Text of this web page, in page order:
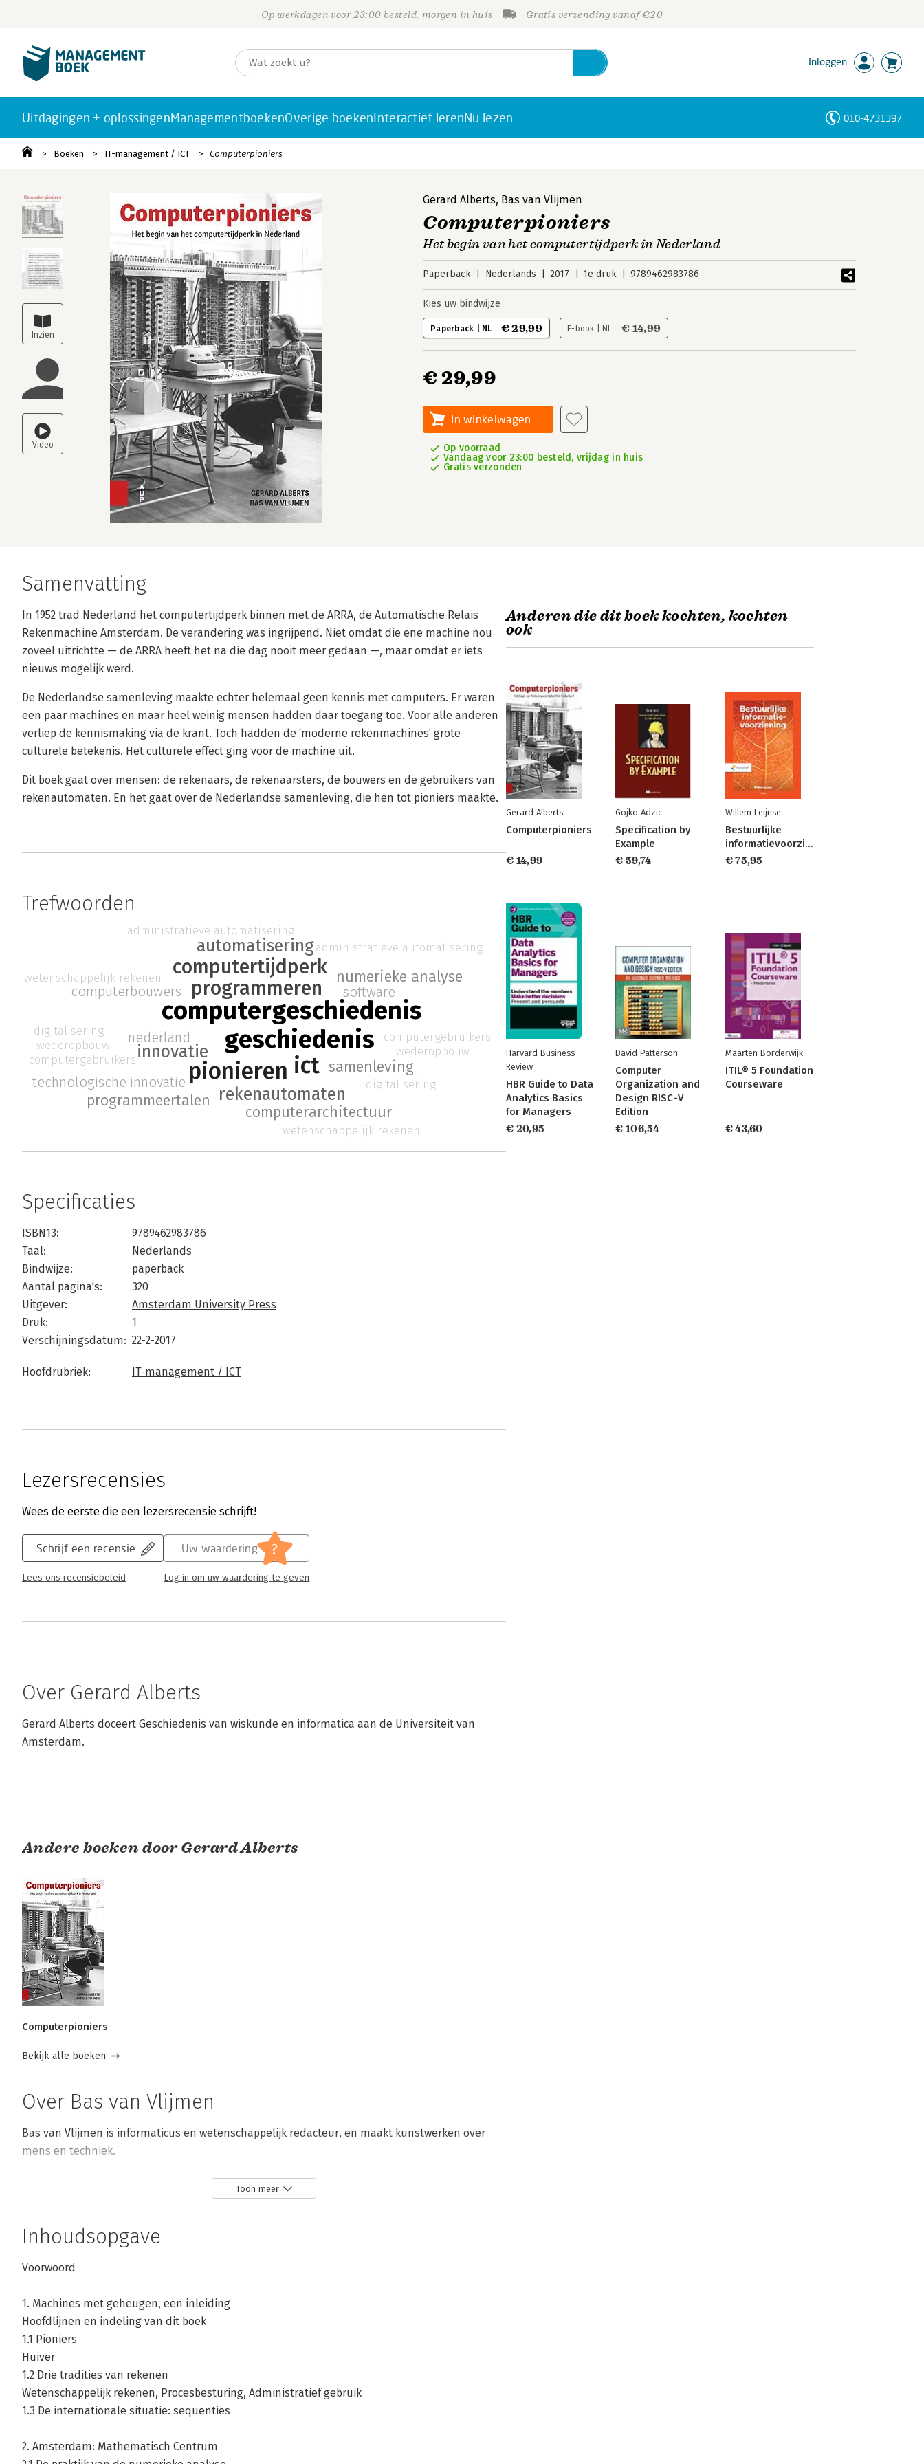
Op werkdagen voor 23:00 besteld, morgen in huis Gratis verzending vanaf €20
Inloggen
Uitdagingen + oplossingenManagementboekenOverige boekenInteractief lerenNu lezen 010-4731397
Boeken IT-management / ICT Computerpioniers
Gerard Alberts, Bas van Vlijmen
Computerpioniers
Het begin van het computertijdperk in Nederland
Paperback Nederlands 2017 1e druk 9789462983786
Kies uw bindwijze
Paperback | NL € 29,99 E-book | NL € 14,99
€ 29,99
In winkelwagen
Op voorraad
Vandaag voor 23:00 besteld, vrijdag in huis
Gratis verzonden
Samenvatting
In 1952 trad Nederland het computertijdperk binnen met de ARRA, de Automatische Relais
Rekenmachine Amsterdam. De verandering was ingrijpend. Niet omdat die ene machine nou
zoveel uitrichtte — de ARRA heeft het na die dag nooit meer gedaan —, maar omdat er iets
nieuws mogelijk werd.
De Nederlandse samenleving maakte echter helemaal geen kennis met computers. Er waren
een paar machines en maar heel weinig mensen hadden daar toegang toe. Voor alle anderen
verliep de kennismaking via de krant. Toch hadden de ‘moderne rekenmachines’ grote
culturele betekenis. Het culturele effect ging voor de machine uit.
Dit boek gaat over mensen: de rekenaars, de rekenaarsters, de bouwers en de gebruikers van
rekenautomaten. En het gaat over de Nederlandse samenleving, die hen tot pioniers maakte.
Trefwoorden
computergeschiedenis
geschiedenis
ict
pionieren
programmeren
computertijdperk
rekenautomaten
innovatie
automatisering
samenleving
numerieke analyse
computerarchitectuur
programmeertalen
nederland
technologische innovatie
computerbouwers software
computergebruikers
wederopbouw
administratieve automatisering
wetenschappelijk rekenen
digitalisering
computergebruikers
wederopbouw
administratieve automatisering
wetenschappelijk rekenen
digitalisering
Specificaties
ISBN13:
9789462983786
Taal:
Nederlands
Bindwijze:
paperback
Aantal pagina's:
320
Uitgever:
Amsterdam University Press
Druk:
1
Verschijningsdatum: 22-2-2017
Hoofdrubriek: IT-management / ICT
Lezersrecensies
Wees de eerste die een lezersrecensie schrijft!
Schrijf een recensie
Lees ons recensiebeleid
Uw waardering ?
Log in om uw waardering te geven
Over Gerard Alberts
Gerard Alberts doceert Geschiedenis van wiskunde en informatica aan de Universiteit van
Amsterdam.
Andere boeken door Gerard Alberts
Computerpioniers
Bekijk alle boeken
Over Bas van Vlijmen
Bas van Vlijmen is informaticus en wetenschappelijk redacteur, en maakt kunstwerken over
mens en techniek.
Bekijk alle boeken
Toon meer
Inhoudsopgave
Voorwoord
1. Machines met geheugen, een inleiding
Hoofdlijnen en indeling van dit boek
1.1 Pioniers
Huiver
1.2 Drie tradities van rekenen
Wetenschappelijk rekenen, Procesbesturing, Administratief gebruik
1.3 De internationale situatie: sequenties
2. Amsterdam: Mathematisch Centrum
Anderen die dit boek kochten, kochten
ook
Gerard Alberts
Computerpioniers
€ 14,99
Gojko Adzic
Specification by
Example
€ 59,74
Willem Leijnse
Bestuurlijke
informatievoorziening
€ 75,95
Harvard Business
Review
HBR Guide to Data
Analytics Basics
for Managers
€ 20,95
David Patterson
Computer
Organization and
Design RISC-V
Edition
€ 106,54
Maarten Borderwijk
ITIL® 5 Foundation
Courseware
€ 43,60
Personen